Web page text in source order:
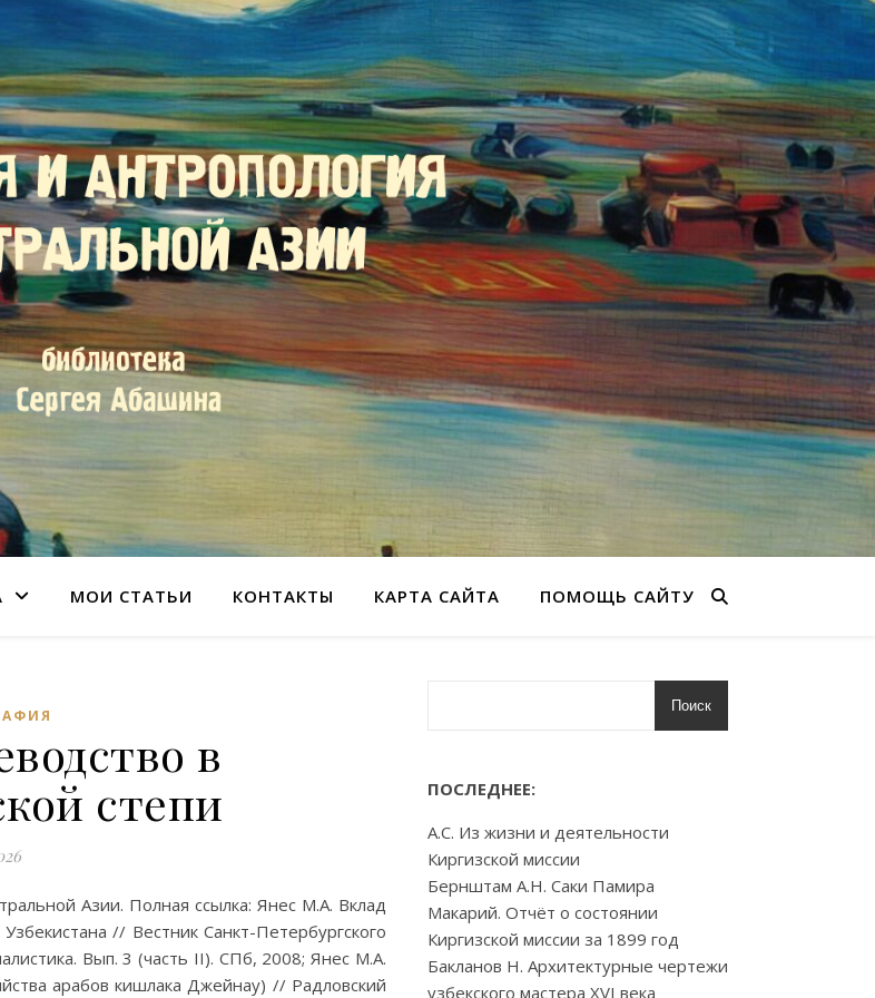
МОИ СТАТЬИ КОНТАКТЫ КАРТА САЙТА ПОМОЩЬ САЙТУ
в
степи
Азии. Полная ссылка: Янес М.А. Вклад
// Вестник Санкт-Петербургского
Вып. 3 (часть II). СПб, 2008; Янес М.А.
арабов кишлака Джейнау) // Радловский
Поиск
ПОСЛЕДНЕЕ:
А.С. Из жизни и деятельности
Киргизской миссии
Бернштам А.Н. Саки Памира
Макарий. Отчёт о состоянии
Киргизской миссии за 1899 год
Бакланов Н. Архитектурные чертежи
узбекского мастера XVI века